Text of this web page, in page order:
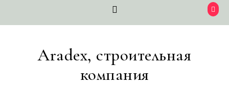
Aradex, строительная
компания